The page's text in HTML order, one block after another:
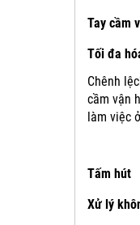
Tay cầm
Tối đa
Chênh
cầm vận
làm việc
Tấm hút
Xử lý